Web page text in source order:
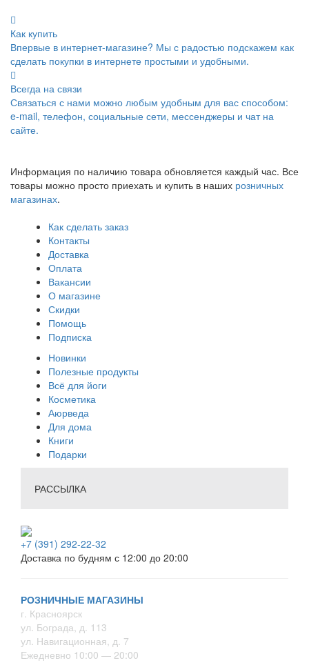
Как купить
Впервые в интернет-магазине? Мы с радостью подскажем как
сделать покупки в интернете простыми и удобными.
Всегда на связи
Связаться с нами можно любым удобным для вас способом:
e-mail, телефон, социальные сети, мессенджеры и чат на
сайте.
Информация по наличию товара обновляется каждый час. Все
товары можно просто приехать и купить в наших розничных
магазинах.
Как сделать заказ
Контакты
Доставка
Оплата
Вакансии
О магазине
Скидки
Помощь
Подписка
Новинки
Полезные продукты
Всё для йоги
Косметика
Аюрведа
Для дома
Книги
Подарки
РАССЫЛКА
+7 (391) 292-22-32
Доставка по будням с 12:00 до 20:00
РОЗНИЧНЫЕ МАГАЗИНЫ
г. Красноярск
ул. Бограда, д. 113
ул. Навигационная, д. 7
Ежедневно 10:00 — 20:00